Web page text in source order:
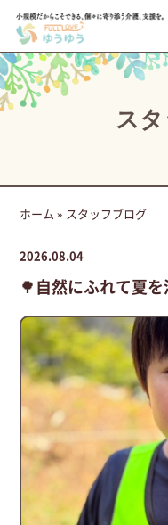
ス
ホーム » スタッフブログ
2026.08.04
🌳自然にふれて夏